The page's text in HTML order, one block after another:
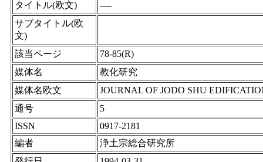
タイトル(欧文)
----
サブタイトル(欧
文)
該当ページ
78-85(R)
媒体名
教化研究
媒体名欧文
JOURNAL OF JODO SHU
通号
5
ISSN
0917-2181
編者
浄土宗総合研究所